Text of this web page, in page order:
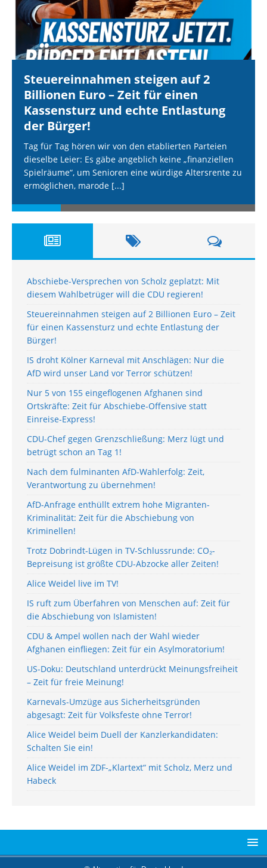
Steuereinnahmen steigen auf 2
Billionen Euro – Zeit für einen
Kassensturz und echte Entlastung
der Bürger!
Tag für Tag hören wir von den etablierten Parteien
dieselbe Leier: Es gäbe angeblich keine „finanziellen
Spielräume“, um Senioren eine würdige Altersrente zu
ermöglichen, marode [...]
Abschiebe-Versprechen von Scholz geplatzt: Mit
diesem Wahlbetrüger will die CDU regieren!
Steuereinnahmen steigen auf 2 Billionen Euro – Zeit
für einen Kassensturz und echte Entlastung der
Bürger!
IS droht Kölner Karneval mit Anschlägen: Nur die
AfD wird unser Land vor Terror schützen!
Nur 5 von 155 eingeflogenen Afghanen sind
Ortskräfte: Zeit für Abschiebe-Offensive statt
Einreise-Express!
CDU-Chef gegen Grenzschließung: Merz lügt und
betrügt schon an Tag 1!
Nach dem fulminanten AfD-Wahlerfolg: Zeit,
Verantwortung zu übernehmen!
AfD-Anfrage enthüllt extrem hohe Migranten-
Kriminalität: Zeit für die Abschiebung von
Kriminellen!
Trotz Dobrindt-Lügen in TV-Schlussrunde: CO₂-
Bepreisung ist größte CDU-Abzocke aller Zeiten!
Alice Weidel live im TV!
IS ruft zum Überfahren von Menschen auf: Zeit für
die Abschiebung von Islamisten!
CDU & Ampel wollen nach der Wahl wieder
Afghanen einfliegen: Zeit für ein Asylmoratorium!
US-Doku: Deutschland unterdrückt Meinungsfreiheit
– Zeit für freie Meinung!
Karnevals-Umzüge aus Sicherheitsgründen
abgesagt: Zeit für Volksfeste ohne Terror!
Alice Weidel beim Duell der Kanzlerkandidaten:
Schalten Sie ein!
Alice Weidel im ZDF-„Klartext“ mit Scholz, Merz und
Habeck